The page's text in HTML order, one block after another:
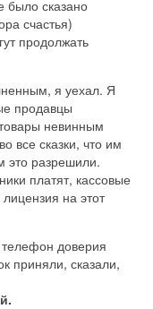
сказано
счастья)
продолжать
я уехал. Я
продавцы
невинным
все сказки, что им
это разрешили.
платят, кассовые
на этот
доверия
приняли, сказали,